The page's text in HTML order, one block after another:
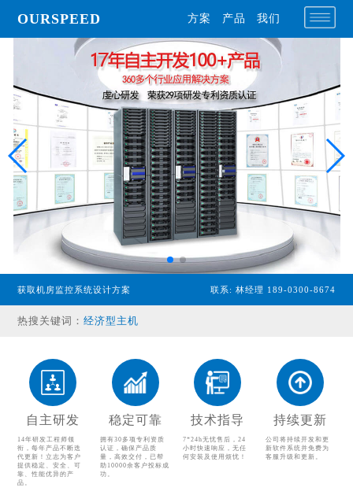
OURSPEED 方案 产品 我们
获取机房监控系统设计方案 联系: 林经理 189-0300-8674
热搜关键词：经济型主机
配电监控设备
气体监控设备
其他配件产品
自主研发
14年研发工程师领
衔，每年产品不断迭
代更新！立志为客户
提供稳定、安全、可
靠、性能优异的产
品。
稳定可靠
拥有30多项专利资质
认证，确保产品质
量，高效交付，已帮
助10000余客户投标成
功。
技术指导
7*24h无忧售后，24
小时快速响应，无任
何安装及使用烦忧！
持续更新
公司将持续开发和更
新软件系统并免费为
客服升级和更新。